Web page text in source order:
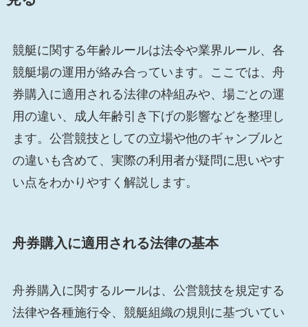
競艇に関する年齢ルールは法令や業界ルール、各
競艇場の運用が絡み合っています。ここでは、舟
券購入に適用される法律の枠組みや、場ごとの運
用の違い、成人年齢引き下げの影響などを整理し
ます。公営競技としての立場や他のギャンブルと
の違いも含めて、実際の利用者が疑問に思いやす
い点をわかりやすく解説します。
舟券購入に適用される法律の基本
舟券購入に関するルールは、公営競技を規定する
法律や各種施行令、競艇組織の規則に基づいてい